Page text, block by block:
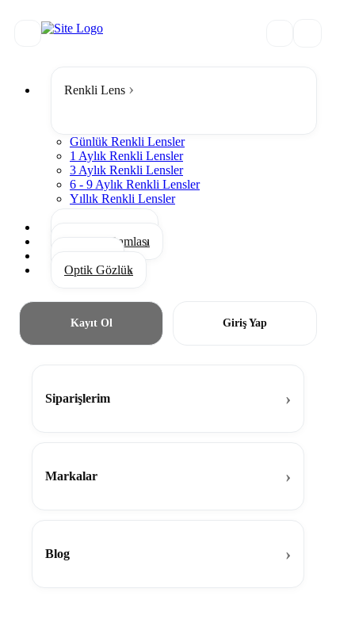
Renkli Lens
Günlük Renkli Lensler
1 Aylık Renkli Lensler
3 Aylık Renkli Lensler
6 - 9 Aylık Renkli Lensler
Yıllık Renkli Lensler
Gözyaşı Damlası
Optik Gözlük
Kayıt Ol Giriş Yap
Siparişlerim
Markalar
Blog